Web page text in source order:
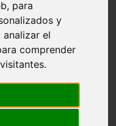
para
y
analizar el
comprender